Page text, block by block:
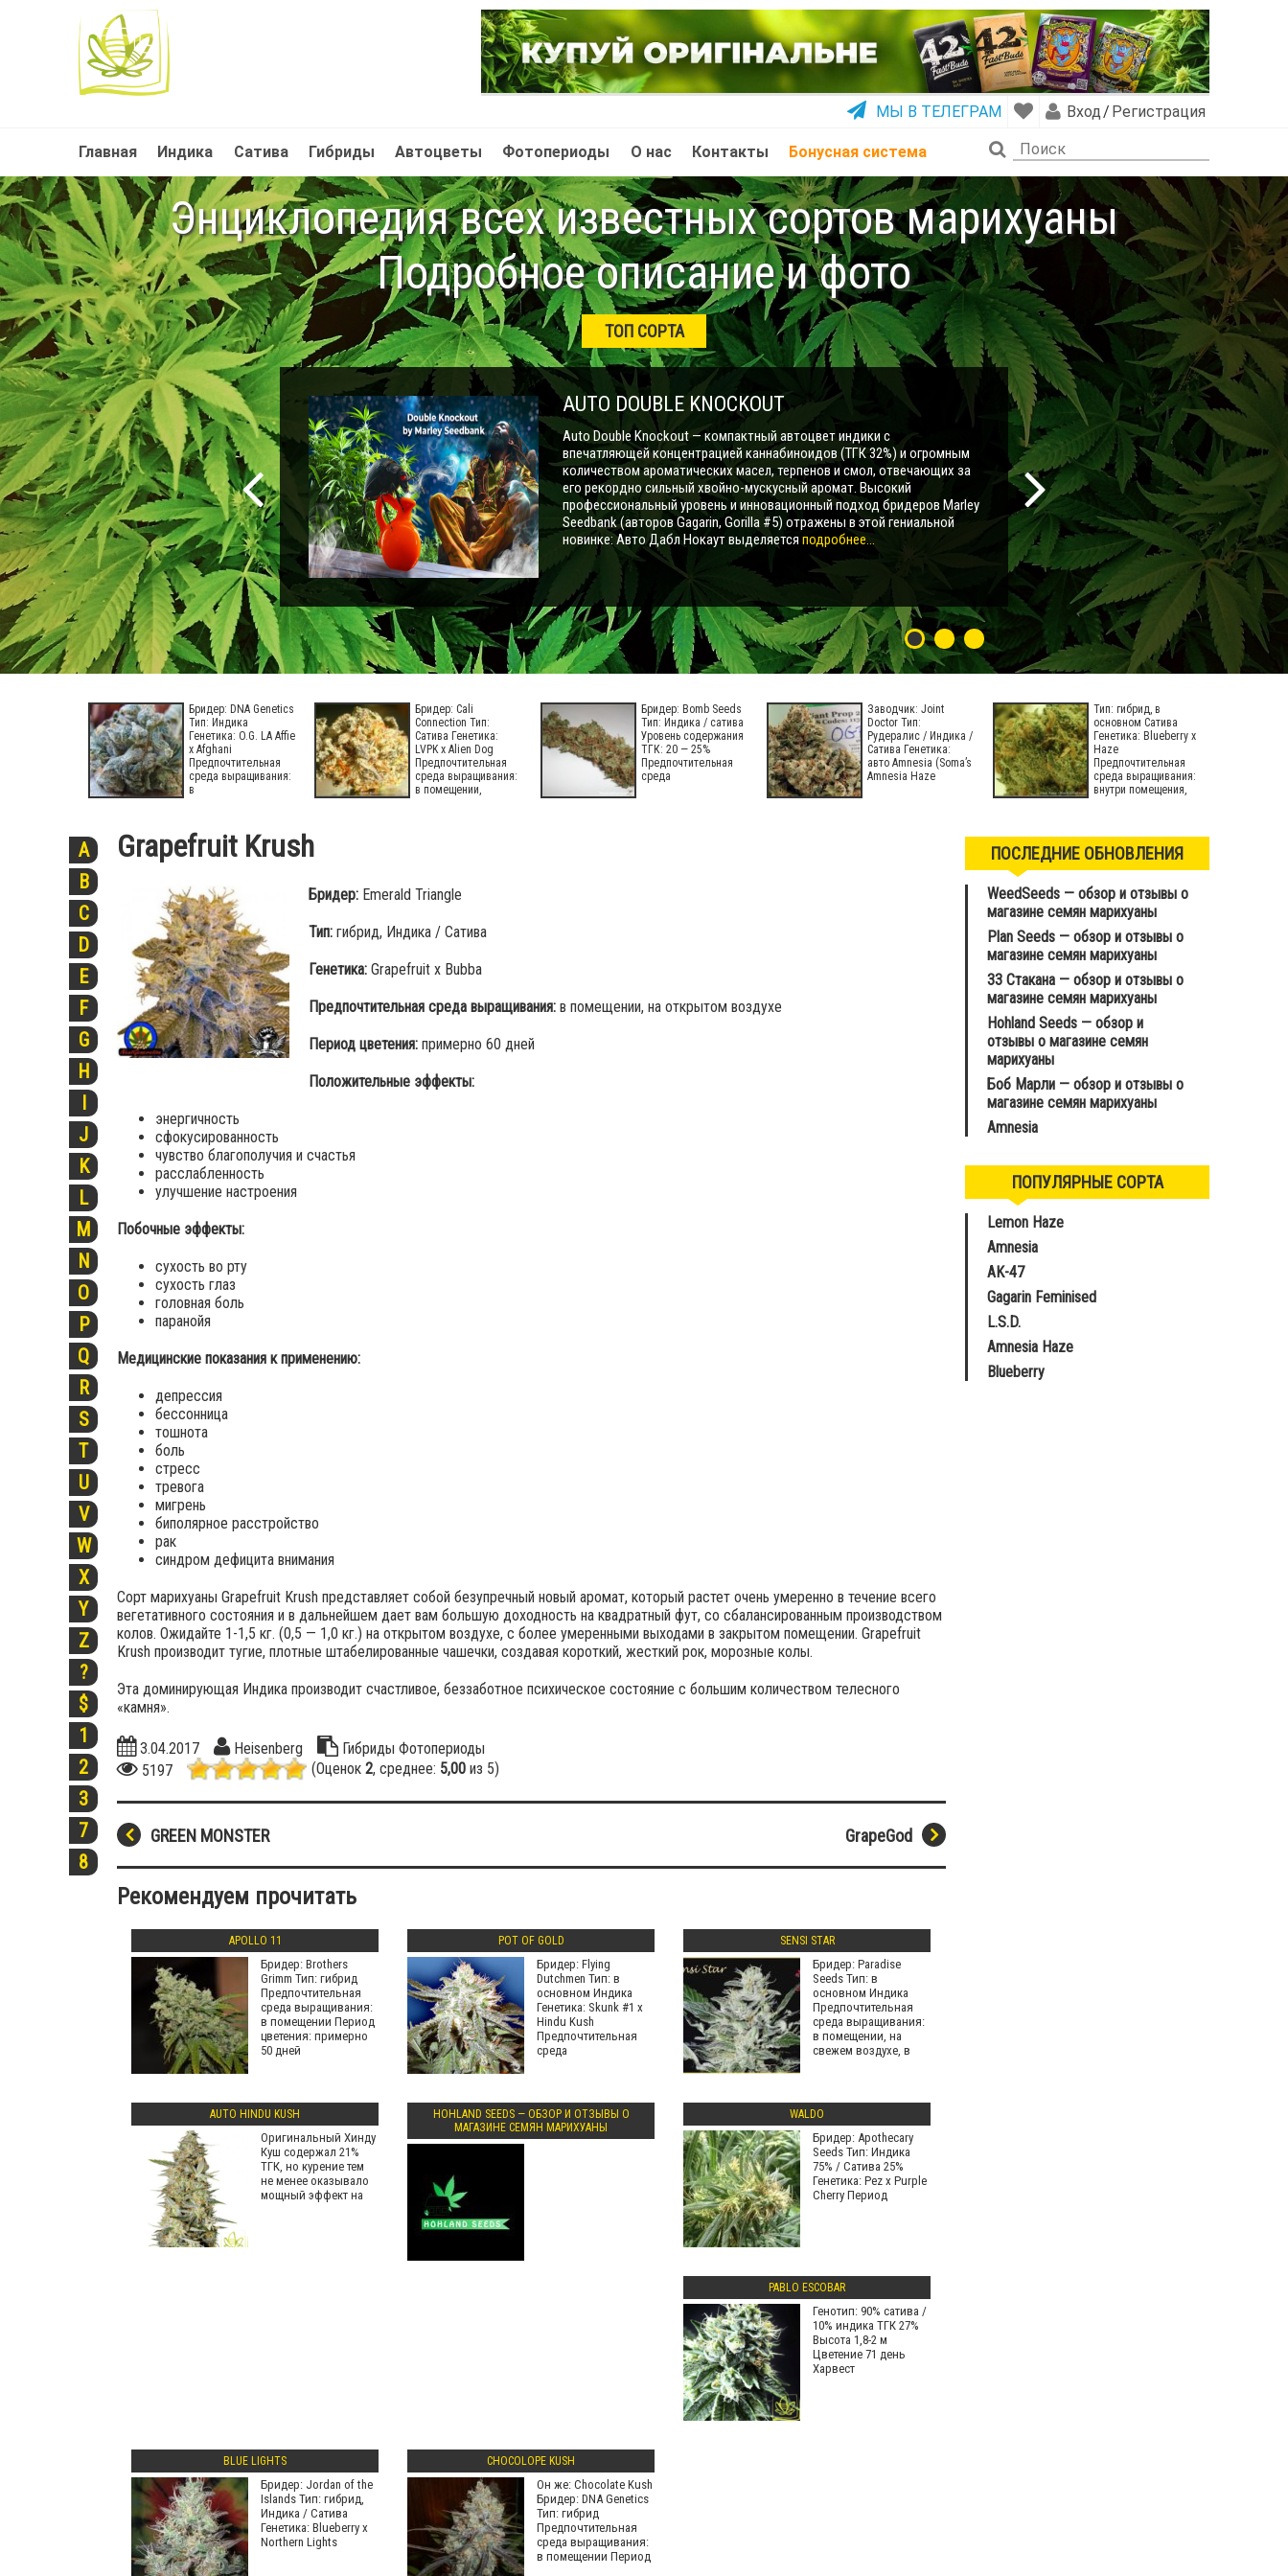
МЫ В ТЕЛЕГРАМ Вход/ Регистрация
Главная Индика Сатива Гибриды Автоцветы Фотопериоды О нас Контакты Бонусная система
Энциклопедия всех известных сортов марихуаны
Подробное описание и фото
ТОП СОРТА
AUTO DOUBLE KNOCKOUT
Auto Double Knockout — компактный автоцвет индики с
впечатляющей концентрацией каннабиноидов (ТГК 32%) и огромным
количеством ароматических масел, терпенов и смол, отвечающих за
его рекордно сильный хвойно-мускусный аромат. Высокий
профессиональный уровень и инновационный подход бридеров Marley
Seedbank (авторов Gagarin, Gorilla #5) отражены в этой гениальной
новинке: Авто Дабл Нокаут выделяется подробнее...
Бридер: DNA Genetics
Тип: Индика
Генетика: O.G. LA Affie
x Afghani
Предпочтительная
среда выращивания:
в
Бридер: Cali
Connection Тип:
Сатива Генетика:
LVPK x Alien Dog
Предпочтительная
среда выращивания:
в помещении,
Бридер: Bomb Seeds
Тип: Индика / сатива
Уровень содержания
ТГК: 20 — 25%
Предпочтительная
среда
Заводчик: Joint
Doctor Тип:
Рудералис / Индика /
Сатива Генетика:
авто Amnesia (Soma’s
Amnesia Haze
Тип: гибрид, в
основном Сатива
Генетика: Blueberry x
Haze
Предпочтительная
среда выращивания:
внутри помещения,
A
B
C
D
E
F
G
H
I
J
K
L
M
N
O
P
Q
R
S
T
U
V
W
X
Y
Z
?
$
1
2
3
7
8
Grapefruit Krush
Бридер: Emerald Triangle
Тип: гибрид, Индика / Сатива
Генетика: Grapefruit x Bubba
Предпочтительная среда выращивания: в помещении, на открытом воздухе
Период цветения: примерно 60 дней
Положительные эффекты:
энергичность
сфокусированность
чувство благополучия и счастья
расслабленность
улучшение настроения
Побочные эффекты:
сухость во рту
сухость глаз
головная боль
паранойя
Медицинские показания к применению:
депрессия
бессонница
тошнота
боль
стресс
тревога
мигрень
биполярное расстройство
рак
синдром дефицита внимания
Сорт марихуаны Grapefruit Krush представляет собой безупречный новый аромат, который растет очень умеренно в течение всего
вегетативного состояния и в дальнейшем дает вам большую доходность на квадратный фут, со сбалансированным производством
колов. Ожидайте 1-1,5 кг. (0,5 — 1,0 кг.) на открытом воздухе, с более умеренными выходами в закрытом помещении. Grapefruit
Krush производит тугие, плотные штабелированные чашечки, создавая короткий, жесткий рок, морозные колы.
Эта доминирующая Индика производит счастливое, беззаботное психическое состояние с большим количеством телесного
«камня».
3.04.2017 Heisenberg Гибриды Фотопериоды
5197
(Оценок 2, среднее: 5,00 из 5)
GrapeGod
GREEN MONSTER
Рекомендуем прочитать
APOLLO 11
Бридер: Brothers
Grimm Тип: гибрид
Предпочтительная
среда выращивания:
в помещении Период
цветения: примерно
50 дней
POT OF GOLD
Бридер: Flying
Dutchmen Тип: в
основном Индика
Генетика: Skunk #1 x
Hindu Kush
Предпочтительная
среда
SENSI STAR
Бридер: Paradise
Seeds Тип: в
основном Индика
Предпочтительная
среда выращивания:
в помещении, на
свежем воздухе, в
AUTO HINDU KUSH
Оригинальный Хинду
Куш содержал 21%
ТГК, но курение тем
не менее оказывало
мощный эффект на
HOHLAND SEEDS — ОБЗОР И ОТЗЫВЫ О
МАГАЗИНЕ СЕМЯН МАРИХУАНЫ
WALDO
Бридер: Apothecary
Seeds Тип: Индика
75% / Сатива 25%
Генетика: Pez x Purple
Cherry Период
PABLO ESCOBAR
Генотип: 90% сатива /
10% индика ТГК 27%
Высота 1,8-2 м
Цветение 71 день
Харвест
BLUE LIGHTS
Бридер: Jordan of the
Islands Тип: гибрид,
Индика / Сатива
Генетика: Blueberry x
Northern Lights
CHOCOLOPE KUSH
Он же: Chocolate Kush
Бридер: DNA Genetics
Тип: гибрид
Предпочтительная
среда выращивания:
в помещении Период
ПОСЛЕДНИЕ ОБНОВЛЕНИЯ
WeedSeeds — обзор и отзывы о
магазине семян марихуаны
Plan Seeds — обзор и отзывы о
магазине семян марихуаны
33 Стакана — обзор и отзывы о
магазине семян марихуаны
Hohland Seeds — обзор и
отзывы о магазине семян
марихуаны
Боб Марли — обзор и отзывы о
магазине семян марихуаны
Amnesia
ПОПУЛЯРНЫЕ СОРТА
Lemon Haze
Amnesia
AK-47
Gagarin Feminised
L.S.D.
Amnesia Haze
Blueberry